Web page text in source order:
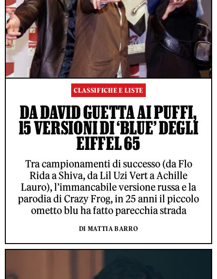
CLASSIFICHE E LISTE
DA DAVID GUETTA AI PUFFI,
15 VERSIONI DI ‘BLUE’ DEGLI
EIFFEL 65
Tra campionamenti di successo (da Flo
Rida a Shiva, da Lil Uzi Vert a Achille
Lauro), l’immancabile versione russa e la
parodia di Crazy Frog, in 25 anni il piccolo
ometto blu ha fatto parecchia strada
DI MATTIA BARRO